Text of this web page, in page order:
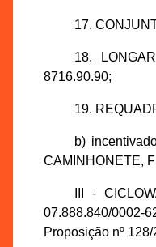
17.
18.
8716.90.90;
19.
b)
CAMINHONETE,
III -
07.888.840/
Proposição nº